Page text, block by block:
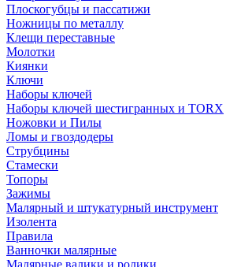
Плоскогубцы и пассатижи
Ножницы по металлу
Клещи переставные
Молотки
Киянки
Ключи
Наборы ключей
Наборы ключей шестигранных и TORX
Ножовки и Пилы
Ломы и гвоздодеры
Струбцины
Стамески
Топоры
Зажимы
Малярный и штукатурный инструмент
Изолента
Правила
Ванночки малярные
Малярные валики и ролики